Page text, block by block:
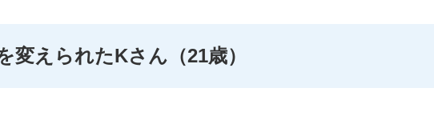
変えられたKさん（21歳）